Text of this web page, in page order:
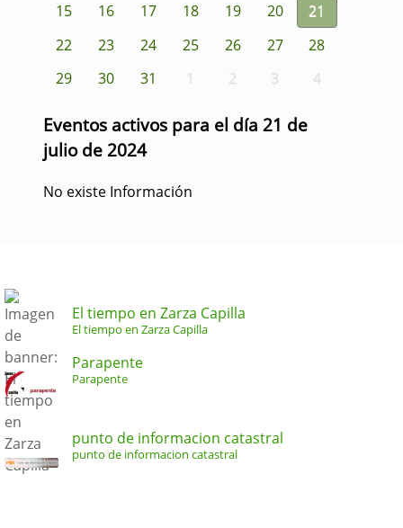
15
16 17 18 19 20
21
22
23 24 25 26 27
28
29
30 31 1 2 3 4
Eventos activos para el día 21 de
julio de 2024
No existe Información
El tiempo en Zarza Capilla
El tiempo en Zarza Capilla
Parapente
Parapente
punto de informacion catastral
punto de informacion catastral